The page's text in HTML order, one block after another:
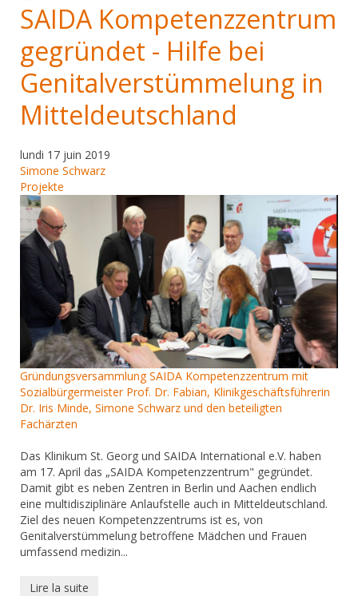
SAIDA Kompetenzzentrum
gegründet - Hilfe bei
Genitalverstümmelung in
Mitteldeutschland
lundi 17 juin 2019
Simone Schwarz
Projekte
Gründungsversammlung SAIDA Kompetenzzentrum mit
Sozialbürgermeister Prof. Dr. Fabian, Klinikgeschäftsführerin
Dr. Iris Minde, Simone Schwarz und den beteiligten
Fachärzten
​Das Klinikum St. Georg und SAIDA International e.V. haben
am 17. April das „SAIDA Kompetenzzentrum" gegründet.
Damit gibt es neben Zentren in Berlin und Aachen endlich
eine multidisziplinäre Anlaufstelle auch in Mitteldeutschland.
Ziel des neuen Kompetenzzentrums ist es, von
Genitalverstümmelung betroffene Mädchen und Frauen
umfassend medizin...
Lire la suite